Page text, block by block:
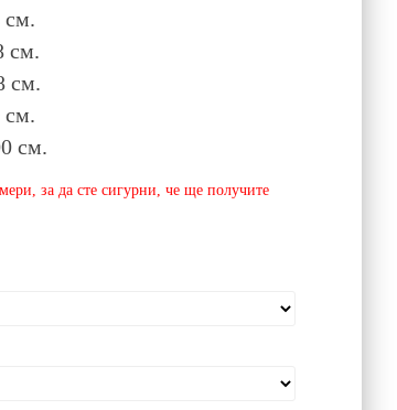
см.
см.
см.
см.
см.
за да сте сигурни, че ще получите